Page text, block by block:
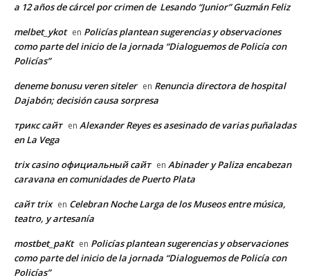
a 12 años de cárcel por crimen de Lesando “Junior” Guzmán Feliz
melbet_ykot en Policías plantean sugerencias y observaciones
como parte del inicio de la jornada “Dialoguemos de Policía con
Policías”
deneme bonusu veren siteler en Renuncia directora de hospital
Dajabón; decisión causa sorpresa
трикс сайт en Alexander Reyes es asesinado de varias puñaladas
en La Vega
trix casino официальный сайт en Abinader y Paliza encabezan
caravana en comunidades de Puerto Plata
сайт trix en Celebran Noche Larga de los Museos entre música,
teatro, y artesanía
mostbet_paKt en Policías plantean sugerencias y observaciones
como parte del inicio de la jornada “Dialoguemos de Policía con
Policías”